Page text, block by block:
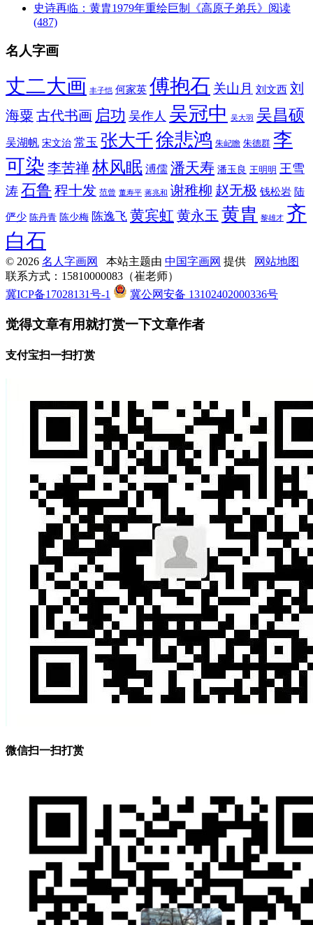
史诗再临：黄胄1979年重绘巨制《高原子弟兵》 阅读
(487)
名人字画
丈二大画 丰子恺 何家英 傅抱石 关山月 刘文西 刘
海粟 古代书画 启功 吴作人 吴冠中 吴大羽 吴昌硕
吴湖帆 宋文治 常玉 张大千徐悲鸿 朱屺瞻 朱德群 李
可染 李苦禅林风眠 溥儒 潘天寿 潘玉良 王明明 王雪
涛 石鲁 程十发 范曾 董寿平 蒋兆和 谢稚柳 赵无极 钱松岩 陆
俨少 陈丹青 陈少梅 陈逸飞 黄宾虹 黄永玉 黄胄 黎雄才 齐
白石
© 2026 名人字画网 本站主题由 中国字画网 提供
网站地图
联系方式：15810000083（崔老师）
冀ICP备17028131号-1
冀公网安备 13102402000336号
觉得文章有用就打赏一下文章作者
支付宝扫一扫打赏
微信扫一扫打赏